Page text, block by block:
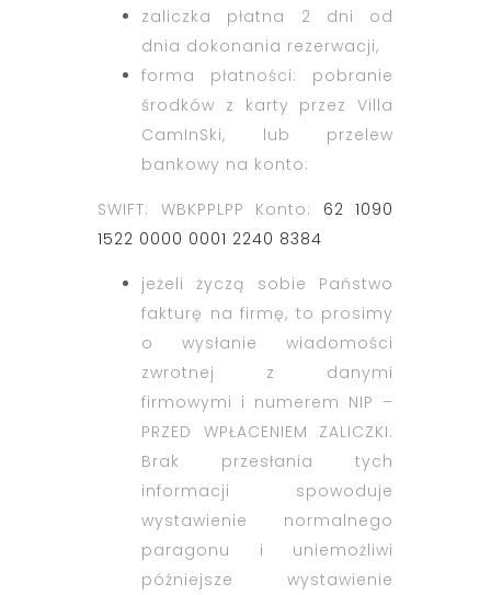
zaliczka płatna 2 dni od
dnia dokonania rezerwacji,
forma płatności: pobranie
środków z karty przez Villa
CamInSki, lub przelew
bankowy na konto:
SWIFT: WBKPPLPP Konto: 62 1090
1522 0000 0001 2240 8384
jeżeli życzą sobie Państwo
fakturę na firmę, to prosimy
o wysłanie wiadomości
zwrotnej z danymi
firmowymi i numerem NIP –
PRZED WPŁACENIEM ZALICZKI.
Brak przesłania tych
informacji spowoduje
wystawienie normalnego
paragonu i uniemożliwi
późniejsze wystawienie